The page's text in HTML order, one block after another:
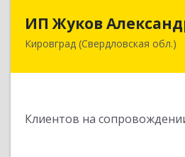
ИП Жуков
Кировград (Свердловская обл.)
Клиентов на
624140,